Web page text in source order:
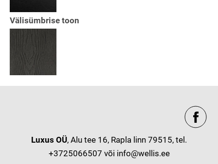
Välisümbrise toon
Luxus OÜ, Alu tee 16, Rapla linn 79515, tel.
+3725066507 või info@wellis.ee